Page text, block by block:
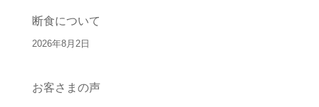
断食について
2026年8月2日
お客さまの声